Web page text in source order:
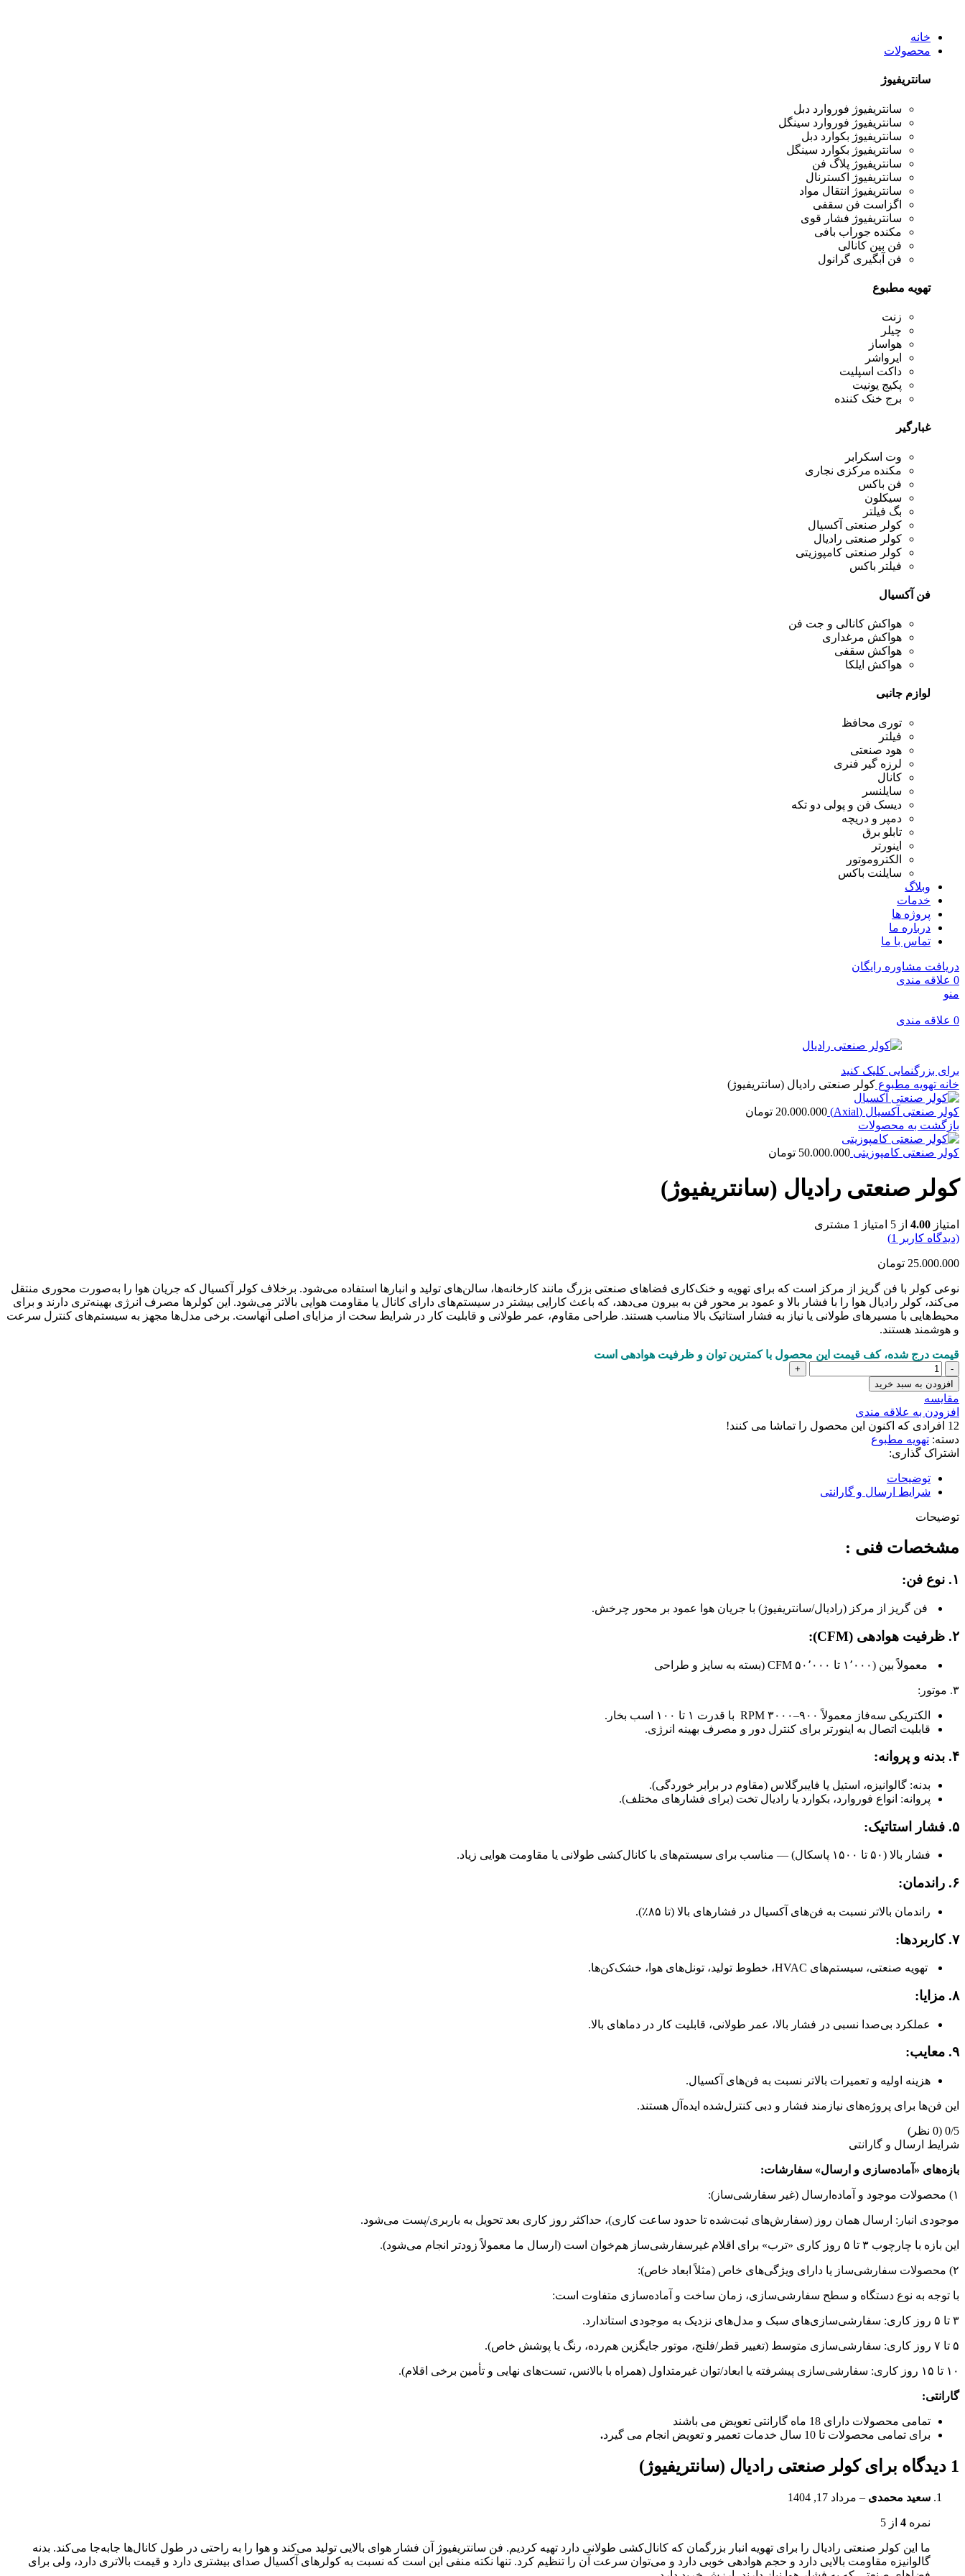
خانه
محصولات
سانتریفیوژ
سانتریفیوژ فوروارد دبل
سانتریفیوژ فوروارد سینگل
سانتریفیوژ بکوارد دبل
سانتریفیوژ بکوارد سینگل
سانتریفیوژ پلاگ فن
سانتریفیوژ اکسترنال
سانتریفیوژ انتقال مواد
اگزاست فن سقفی
سانتریفیوژ فشار قوی
مکنده جوراب بافی
فن بین کانالی
فن آبگیری گرانول
تهویه مطبوع
زنت
چیلر
هواساز
ایرواشر
داکت اسپلیت
پکیج یونیت
برج خنک کننده
غبارگیر
وت اسکرابر
مکنده مرکزی نجاری
فن باکس
سیکلون
بگ فیلتر
کولر صنعتی آکسیال
کولر صنعتی رادیال
کولر صنعتی کامپوزیتی
فیلتر باکس
فن آکسیال
هواکش کانالی و جت فن
هواکش مرغداری
هواکش سقفی
هواکش ایلکا
لوازم جانبی
توری محافظ
فیلتر
هود صنعتی
لرزه گیر فنری
کانال
سایلنسر
دیسک فن و پولی دو تکه
دمپر و دریچه
تابلو برق
اینورتر
الکتروموتور
سایلنت باکس
وبلاگ
خدمات
پروژه ها
درباره ما
تماس با ما
دریافت مشاوره رایگان
0 علاقه مندی
منو
0 علاقه مندی
برای بزرگنمایی کلیک کنید
خانه تهویه مطبوع کولر صنعتی رادیال (سانتریفیوژ)
کولر صنعتی آکسیال (Axial) 20.000.000 تومان
بازگشت به محصولات
کولر صنعتی کامپوزیتی 50.000.000 تومان
کولر صنعتی رادیال (سانتریفیوژ)
امتیاز 4.00 از 5 امتیاز 1 مشتری
(دیدگاه کاربر
1
)
25.000.000 تومان
نوعی کولر با فن گریز از مرکز است که برای تهویه و خنک‌کاری فضاهای صنعتی بزرگ مانند کارخانه‌ها، سالن‌های تولید و انبارها استفاده می‌شود. برخلاف کولر آکسیال که جریان هوا را به‌صورت محوری منتقل
می‌کند، کولر رادیال هوا را با فشار بالا و عمود بر محور فن به بیرون می‌دهد، که باعث کارایی بیشتر در سیستم‌های دارای کانال یا مقاومت هوایی بالاتر می‌شود. این کولرها مصرف انرژی بهینه‌تری دارند و برای
محیط‌هایی با مسیرهای طولانی یا نیاز به فشار استاتیک بالا مناسب هستند. طراحی مقاوم، عمر طولانی و قابلیت کار در شرایط سخت از مزایای اصلی آنهاست. برخی مدل‌ها مجهز به سیستم‌های کنترل سرعت
و هوشمند هستند.
قیمت درج شده، کف قیمت این محصول با کمترین توان و ظرفیت هوادهی است
کولر
صنعتی
رادیال
(سانتریفیوژ)
عدد
افزودن به سبد خرید
مقايسه
افزودن به علاقه مندی
12 افرادی که اکنون این محصول را تماشا می کنند!
دسته: تهویه مطبوع
اشتراک گذاری:
توضیحات
شرایط ارسال و گارانتی
توضیحات
مشخصات فنی :
۱. نوع فن:
فن گریز از مرکز (رادیال/سانتریفیوژ) با جریان هوا عمود بر محور چرخش.
۲. ظرفیت هوادهی (CFM):
معمولاً بین (۱٬۰۰۰ تا ۵۰٬۰۰۰ CFM (بسته به سایز و طراحی
۳. موتور:
الکتریکی سه‌فاز معمولاً ۹۰۰–۳۰۰۰ RPM با قدرت ۱ تا ۱۰۰ اسب بخار.
قابلیت اتصال به اینورتر برای کنترل دور و مصرف بهینه انرژی.
۴. بدنه و پروانه:
بدنه: گالوانیزه، استیل یا فایبرگلاس (مقاوم در برابر خوردگی).
پروانه: انواع فوروارد، بکوارد یا رادیال تخت (برای فشارهای مختلف).
۵. فشار استاتیک:
فشار بالا (۵۰ تا ۱۵۰۰ پاسکال) — مناسب برای سیستم‌های با کانال‌کشی طولانی یا مقاومت هوایی زیاد.
۶. راندمان:
راندمان بالاتر نسبت به فن‌های آکسیال در فشارهای بالا (تا ۸۵٪).
۷. کاربردها:
تهویه صنعتی، سیستم‌های HVAC، خطوط تولید، تونل‌های هوا، خشک‌کن‌ها.
۸. مزایا:
عملکرد بی‌صدا نسبی در فشار بالا، عمر طولانی، قابلیت کار در دماهای بالا.
۹. معایب:
هزینه اولیه و تعمیرات بالاتر نسبت به فن‌های آکسیال.
این فن‌ها برای پروژه‌های نیازمند فشار و دبی کنترل‌شده ایده‌آل هستند.
0/5 (0 نظر)
شرایط ارسال و گارانتی
بازه‌های «آماده‌سازی و ارسال» سفارشات:
۱) محصولات موجود و آماده‌ارسال (غیر سفارشی‌ساز):
موجودی انبار: ارسال همان روز (سفارش‌های ثبت‌شده تا حدود ساعت کاری)، حداکثر روز کاری بعد تحویل به باربری/پست می‌شود.
این بازه با چارچوب ۳ تا ۵ روز کاری «ترب» برای اقلام غیرسفارشی‌ساز هم‌خوان است (ارسال ما معمولاً زودتر انجام می‌شود).
۲) محصولات سفارشی‌ساز یا دارای ویژگی‌های خاص (مثلاً ابعاد خاص):
با توجه به نوع دستگاه و سطح سفارشی‌سازی، زمان ساخت و آماده‌سازی متفاوت است:
۳ تا ۵ روز کاری: سفارشی‌سازی‌های سبک و مدل‌های نزدیک به موجودی استاندارد.
۵ تا ۷ روز کاری: سفارشی‌سازی متوسط (تغییر قطر/فلنج، موتور جایگزین هم‌رده، رنگ یا پوشش خاص).
۱۰ تا ۱۵ روز کاری: سفارشی‌سازی پیشرفته یا ابعاد/توان غیرمتداول (همراه با بالانس، تست‌های نهایی و تأمین برخی اقلام).
گارانتی:
تمامی محصولات دارای 18 ماه گارانتی تعویض می باشند
برای تمامی محصولات تا 10 سال خدمات تعمیر و تعویض انجام می گیرد
.
1 دیدگاه برای کولر صنعتی رادیال (سانتریفیوژ)
سعید محمدی – مرداد 17, 1404
نمره 4 از 5
ما این کولر صنعتی رادیال را برای تهویه انبار بزرگمان که کانال‌کشی طولانی دارد تهیه کردیم. فن سانتریفیوژ آن فشار هوای بالایی تولید می‌کند و هوا را به راحتی در طول کانال‌ها جابه‌جا می‌کند. بدنه
گالوانیزه مقاومت بالایی دارد و حجم هوادهی خوبی دارد و می‌توان سرعت آن را تنظیم کرد. تنها نکته منفی این است که نسبت به کولرهای آکسیال صدای بیشتری دارد و قیمت بالاتری دارد، ولی برای